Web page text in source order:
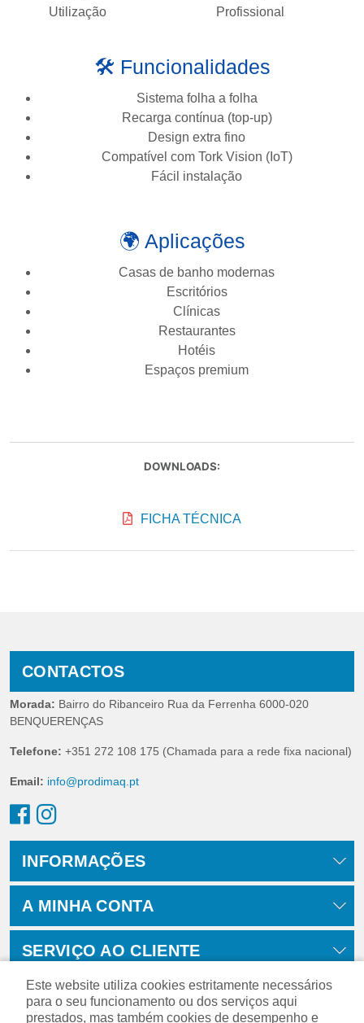
Utilização
Profissional
🛠️ Funcionalidades
Sistema folha a folha
Recarga contínua (top-up)
Design extra fino
Compatível com Tork Vision (IoT)
Fácil instalação
🌍 Aplicações
Casas de banho modernas
Escritórios
Clínicas
Restaurantes
Hotéis
Espaços premium
DOWNLOADS:
FICHA TÉCNICA
CONTACTOS
Morada: Bairro do Ribanceiro Rua da Ferrenha 6000-020
BENQUERENÇAS
Telefone: +351 272 108 175 (Chamada para a rede fixa nacional)
Email: info@prodimaq.pt
INFORMAÇÕES
A MINHA CONTA
SERVIÇO AO CLIENTE
Este website utiliza cookies estritamente necessários
para o seu funcionamento ou dos serviços aqui
prestados, mas também cookies de desempenho e